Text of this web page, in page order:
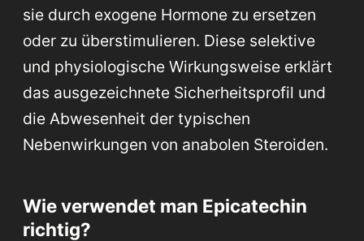
sie durch exogene Hormone zu ersetzen
oder zu überstimulieren. Diese selektive
und physiologische Wirkungsweise erklärt
das ausgezeichnete Sicherheitsprofil und
die Abwesenheit der typischen
Nebenwirkungen von anabolen Steroiden.
Wie verwendet man Epicatechin
richtig?